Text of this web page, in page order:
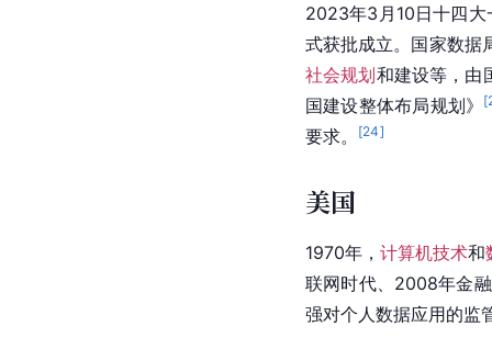
2023年3月10日十四大
式获批成立。国家数据
社会规划和建设等，由
国建设整体布局规划》
[
要求。 [24]
美国
1970年， 计算机技术和
联网时代、2008年金
强对个人数据应用的监